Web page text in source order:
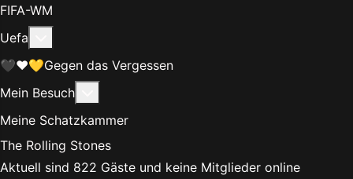
FIFA-WM
Uefa
🖤❤️💛Gegen das Vergessen
Mein Besuch
Meine Schatzkammer
The Rolling Stones
Aktuell sind 822 Gäste und keine Mitglieder online